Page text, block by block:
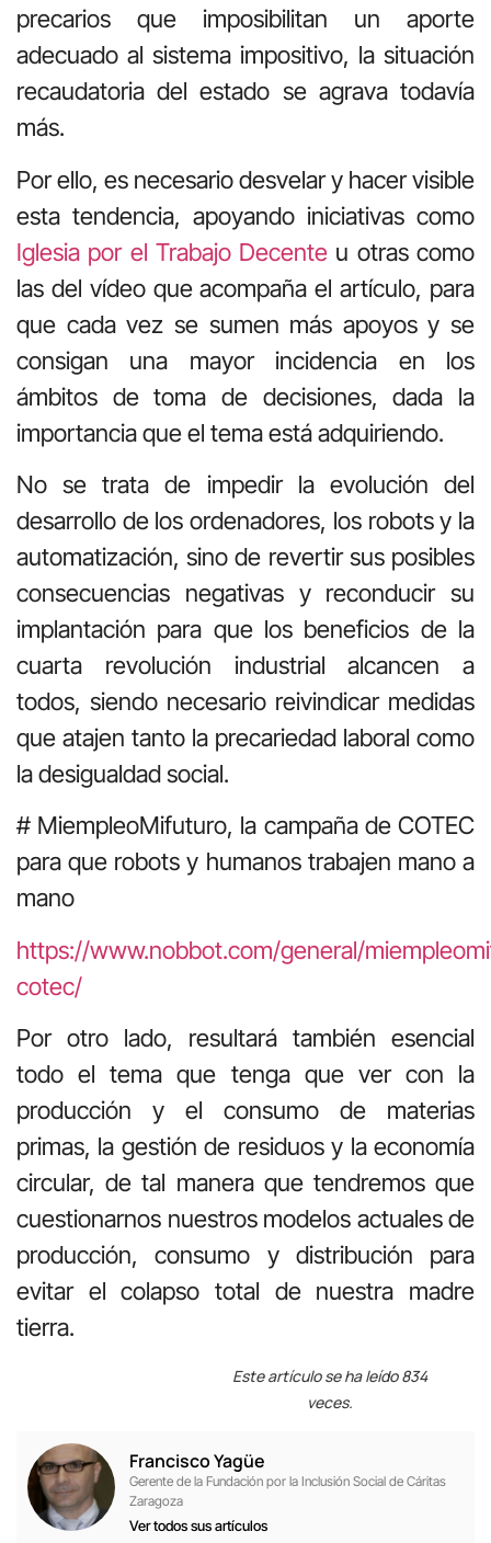
precarios que imposibilitan un aporte
adecuado al sistema impositivo, la situación
recaudatoria del estado se agrava todavía
más.
Por ello, es necesario desvelar y hacer visible
esta tendencia, apoyando iniciativas como
Iglesia por el Trabajo Decente u otras como
las del vídeo que acompaña el artículo, para
que cada vez se sumen más apoyos y se
consigan una mayor incidencia en los
ámbitos de toma de decisiones, dada la
importancia que el tema está adquiriendo.
No se trata de impedir la evolución del
desarrollo de los ordenadores, los robots y la
automatización, sino de revertir sus posibles
consecuencias negativas y reconducir su
implantación para que los beneficios de la
cuarta revolución industrial alcancen a
todos, siendo necesario reivindicar medidas
que atajen tanto la precariedad laboral como
la desigualdad social.
# MiempleoMifuturo, la campaña de COTEC
para que robots y humanos trabajen mano a
mano
https://www.nobbot.com/general/
cotec/
Por otro lado, resultará también esencial
todo el tema que tenga que ver con la
producción y el consumo de materias
primas, la gestión de residuos y la economía
circular, de tal manera que tendremos que
cuestionarnos nuestros modelos actuales de
producción, consumo y distribución para
evitar el colapso total de nuestra madre
tierra.
Este artículo se ha leído 834
veces.
Francisco Yagüe
Gerente de la Fundación por la Inclusión Social de Cáritas
Zaragoza
Ver todos sus artículos